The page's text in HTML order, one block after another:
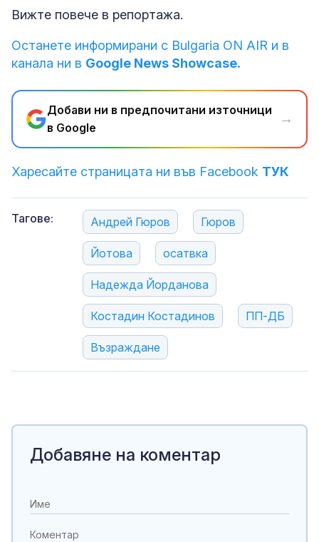
Вижте повече в репортажа.
Останете информирани с Bulgaria ON AIR и в
канала ни в Google News Showcase.
Добави ни в предпочитани източници
в Google
→
Харесайте страницата ни във Facebook ТУК
Тагове: Андрей Гюров Гюров
Йотова осатвка
Надежда Йорданова
Костадин Костадинов ПП-ДБ
Възраждане
Добавяне на коментар